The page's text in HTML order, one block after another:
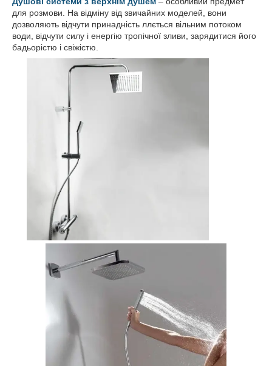
для розмови. На відміну від звичайних моделей, вони
дозволяють відчути принадність ллється вільним потоком
води, відчути силу і енергію тропічної зливи, зарядитися його
бадьорістю і свіжістю.